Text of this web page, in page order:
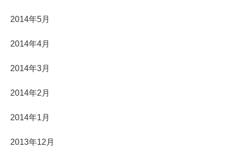
2014年5月
2014年4月
2014年3月
2014年2月
2014年1月
2013年12月